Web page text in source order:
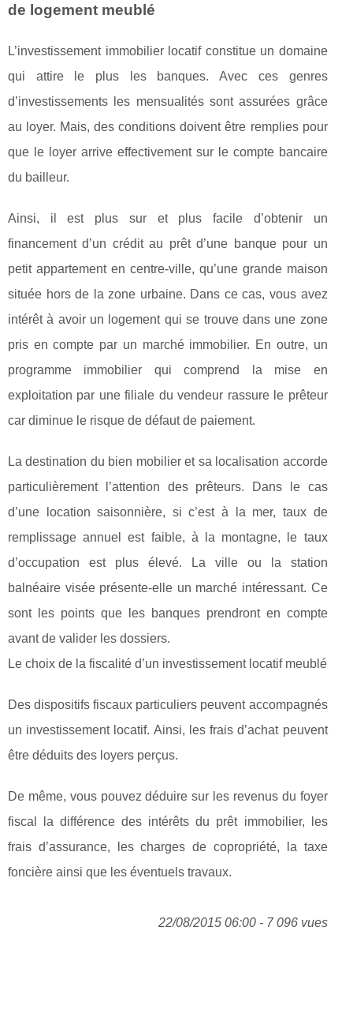
de logement meublé
L’investissement immobilier locatif constitue un domaine
qui attire le plus les banques. Avec ces genres
d’investissements les mensualités sont assurées grâce
au loyer. Mais, des conditions doivent être remplies pour
que le loyer arrive effectivement sur le compte bancaire
du bailleur.
Ainsi, il est plus sur et plus facile d’obtenir un
financement d’un crédit au prêt d’une banque pour un
petit appartement en centre-ville, qu’une grande maison
située hors de la zone urbaine. Dans ce cas, vous avez
intérêt à avoir un logement qui se trouve dans une zone
pris en compte par un marché immobilier. En outre, un
programme immobilier qui comprend la mise en
exploitation par une filiale du vendeur rassure le prêteur
car diminue le risque de défaut de paiement.
La destination du bien mobilier et sa localisation accorde
particulièrement l’attention des prêteurs. Dans le cas
d’une location saisonnière, si c’est à la mer, taux de
remplissage annuel est faible, à la montagne, le taux
d’occupation est plus élevé. La ville ou la station
balnéaire visée présente-elle un marché intéressant. Ce
sont les points que les banques prendront en compte
avant de valider les dossiers.
Le choix de la fiscalité d’un investissement locatif meublé
Des dispositifs fiscaux particuliers peuvent accompagnés
un investissement locatif. Ainsi, les frais d’achat peuvent
être déduits des loyers perçus.
De même, vous pouvez déduire sur les revenus du foyer
fiscal la différence des intérêts du prêt immobilier, les
frais d’assurance, les charges de copropriété, la taxe
foncière ainsi que les éventuels travaux.
22/08/2015 06:00 - 7 096 vues